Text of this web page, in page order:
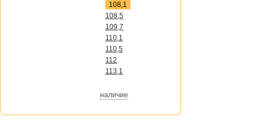
108,1
108,5
109,7
110,1
110,5
112
113,1
наличие